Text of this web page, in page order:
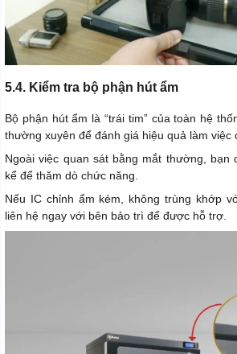
5.4. Kiểm tra bộ phận hút ẩm
Bộ phận hút ẩm là “trái tim” của toàn hệ
thường xuyên để đánh giá hiệu quả làm việc
Ngoài việc quan sát bằng mắt thường, bạn
kể để thăm dò chức năng.
Nếu IC chỉnh ẩm kém, không trùng khớp
liên hệ ngay với bên bảo trì để được hỗ trợ.